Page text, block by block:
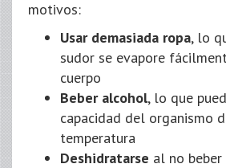
motivos:
Usar demasiada ropa, lo
sudor se evapore
cuerpo
Beber alcohol, lo que
capacidad del organismo
temperatura
Deshidratarse al no